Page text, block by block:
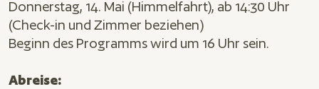
Donnerstag, 14. Mai (Himmelfahrt), ab 14:30 Uhr
(Check-in und Zimmer beziehen)
Beginn des Programms wird um 16 Uhr sein.
Abreise: